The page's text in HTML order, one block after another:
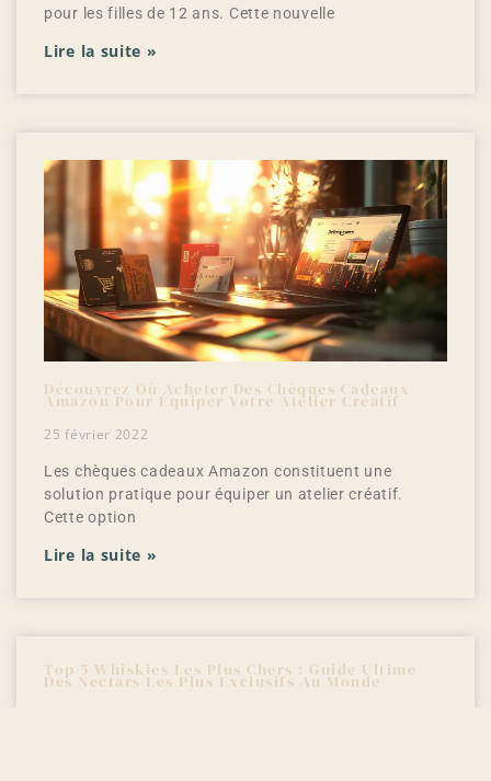
pour les filles de 12 ans. Cette nouvelle
Lire la suite »
Découvrez Où Acheter Des Chèques Cadeaux
Amazon Pour Équiper Votre Atelier Créatif
25 février 2022
Les chèques cadeaux Amazon constituent une
solution pratique pour équiper un atelier créatif.
Cette option
Lire la suite »
Top 5 Whiskies Les Plus Chers : Guide Ultime
Des Nectars Les Plus Exclusifs Au Monde